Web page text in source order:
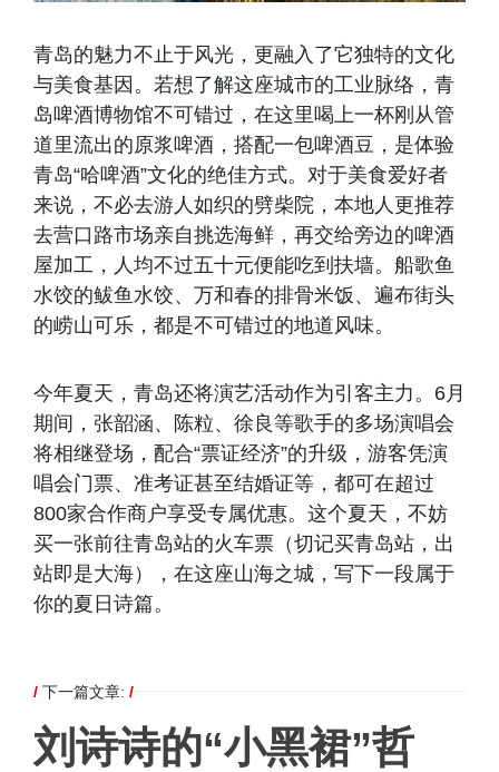
青岛的魅力不止于风光，更融入了它独特的文化
与美食基因。若想了解这座城市的工业脉络，青
岛啤酒博物馆不可错过，在这里喝上一杯刚从管
道里流出的原浆啤酒，搭配一包啤酒豆，是体验
青岛“哈啤酒”文化的绝佳方式。对于美食爱好者
来说，不必去游人如织的劈柴院，本地人更推荐
去营口路市场亲自挑选海鲜，再交给旁边的啤酒
屋加工，人均不过五十元便能吃到扶墙。船歌鱼
水饺的鲅鱼水饺、万和春的排骨米饭、遍布街头
的崂山可乐，都是不可错过的地道风味。
今年夏天，青岛还将演艺活动作为引客主力。6月
期间，张韶涵、陈粒、徐良等歌手的多场演唱会
将相继登场，配合“票证经济”的升级，游客凭演
唱会门票、准考证甚至结婚证等，都可在超过
800家合作商户享受专属优惠。这个夏天，不妨
买一张前往青岛站的火车票（切记买青岛站，出
站即是大海），在这座山海之城，写下一段属于
你的夏日诗篇。
/ 下一篇文章: /
刘诗诗的“小黑裙”哲